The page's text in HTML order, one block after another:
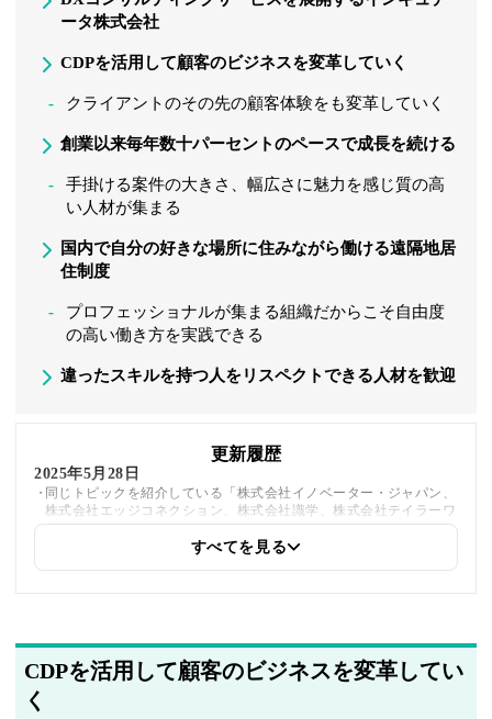
ータ株式会社
CDPを活用して顧客のビジネスを変革していく
クライアントのその先の顧客体験をも変革していく
創業以来毎年数十パーセントのペースで成長を続ける
手掛ける案件の大きさ、幅広さに魅力を感じ質の高
い人材が集まる
国内で自分の好きな場所に住みながら働ける遠隔地居
住制度
プロフェッショナルが集まる組織だからこそ自由度
の高い働き方を実践できる
違ったスキルを持つ人をリスペクトできる人材を歓迎
更新履歴
2025年5月28日
同じトピックを紹介している「株式会社イノベーター・ジャパン、
株式会社エッジコネクション、株式会社識学、株式会社テイラーワ
ークス、IPTech弁理士法人、株式会社CRAZY」への内部リンクを
すべてを見る
CDPを活用して顧客のビジネスを変革してい
く